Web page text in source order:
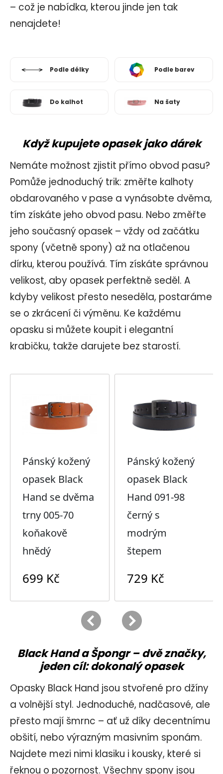
– což je nabídka, kterou jinde jen tak
nenajdete!
Podle délky Podle barev
Do kalhot Na šaty
Když kupujete opasek jako dárek
Nemáte možnost zjistit přímo obvod pasu?
Pomůže jednoduchý trik: změřte kalhoty
obdarovaného v pase a vynásobte dvěma,
tím získáte jeho obvod pasu. Nebo změřte
jeho současný opasek – vždy od začátku
spony (včetně spony) až na otlačenou
dírku, kterou používá. Tím získáte správnou
velikost, aby opasek perfektně seděl. A
kdyby velikost přesto neseděla, postaráme
se o zkrácení či výměnu. Ke každému
opasku si můžete koupit i elegantní
krabičku, takže darujete bez starostí.
Black Hand a Špongr – dvě značky,
jeden cíl: dokonalý opasek
Opasky Black Hand jsou stvořené pro džíny
a volnější styl. Jednoduché, nadčasové, ale
přesto mají šmrnc – ať už díky decentnímu
obšití, nebo výrazným masivním sponám.
Najdete mezi nimi klasiku i kousky, které si
řeknou o pozornost. Všechny spony jsou